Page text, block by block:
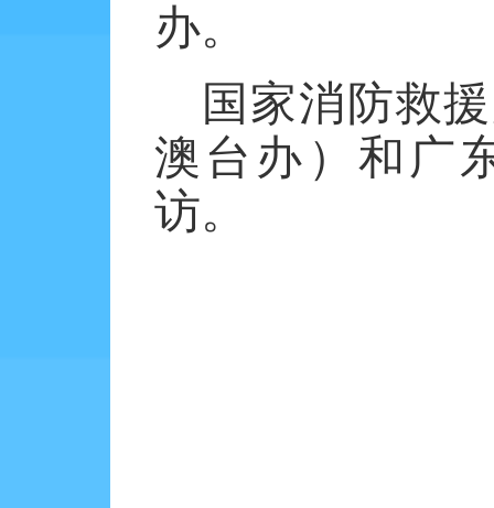
办。
国家消防救
澳台办）和广
访。